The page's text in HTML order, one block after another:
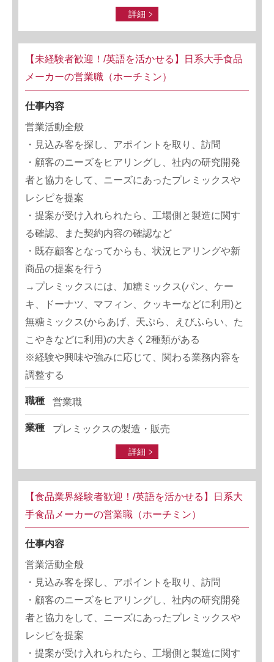
詳細
【未経験者歓迎！/英語を活かせる】日系大手食品
メーカーの営業職（ホーチミン）
仕事内容
営業活動全般
・見込み客を探し、アポイントを取り、訪問
・顧客のニーズをヒアリングし、社内の研究開発
者と協力をして、ニーズにあったプレミックスや
レシピを提案
・提案が受け入れられたら、工場側と製造に関す
る確認、また契約内容の確認など
・既存顧客となってからも、状況ヒアリングや新
商品の提案を行う
→プレミックスには、加糖ミックス(パン、ケー
キ、ドーナツ、マフィン、クッキーなどに利用)と
無糖ミックス(からあげ、天ぷら、えびふらい、た
こやきなどに利用)の大きく2種類がある
※経験や興味や強みに応じて、関わる業務内容を
調整する
職種 営業職
業種 プレミックスの製造・販売
詳細
【食品業界経験者歓迎！/英語を活かせる】日系大
手食品メーカーの営業職（ホーチミン）
仕事内容
営業活動全般
・見込み客を探し、アポイントを取り、訪問
・顧客のニーズをヒアリングし、社内の研究開発
者と協力をして、ニーズにあったプレミックスや
レシピを提案
・提案が受け入れられたら、工場側と製造に関す